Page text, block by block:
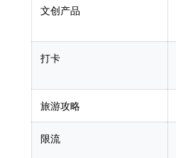
文创产品
打卡
旅游攻略
限流